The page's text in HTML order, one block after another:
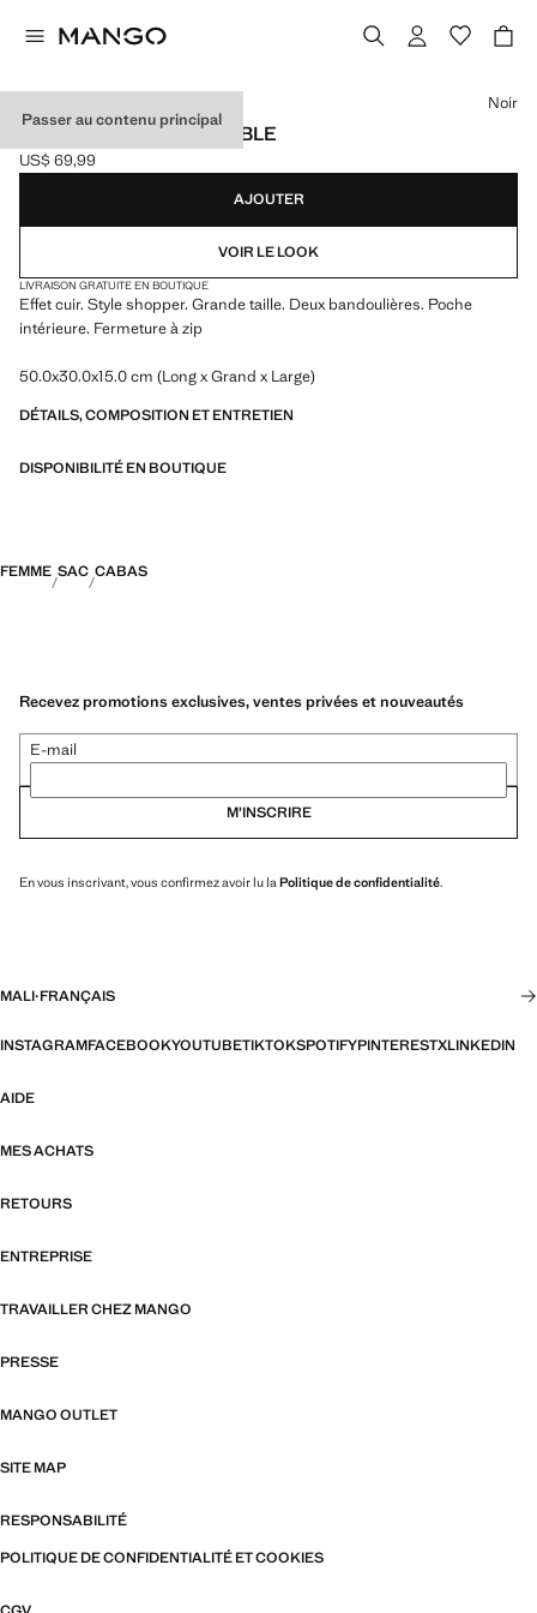
Passer au contenu principal
SAC CABAS ANSE DOUBLE
Prix actuel [US$ 69,99 ]
US$ 69,99
Choisissez une couleur
Noir
AJOUTER
VOIR LE LOOK
LIVRAISON GRATUITE EN BOUTIQUE
Effet cuir. Style shopper. Grande taille. Deux bandoulières. Poche
intérieure. Fermeture à zip
50.0x30.0x15.0 cm (Long x Grand x Large)
DÉTAILS, COMPOSITION ET ENTRETIEN
DISPONIBILITÉ EN BOUTIQUE
FEMME SAC CABAS
Recevez promotions exclusives, ventes privées et nouveautés
E-mail
M’INSCRIRE
En vous inscrivant, vous confirmez avoir lu la Politique de confidentialité.
MALI·FRANÇAIS
INSTAGRAMFACEBOOKYOUTUBETIKTOKSPOTIFYPINTERESTXLINKEDIN
AIDE
MES ACHATS
RETOURS
ENTREPRISE
TRAVAILLER CHEZ MANGO
PRESSE
MANGO OUTLET
SITE MAP
RESPONSABILITÉ
POLITIQUE DE CONFIDENTIALITÉ ET COOKIES